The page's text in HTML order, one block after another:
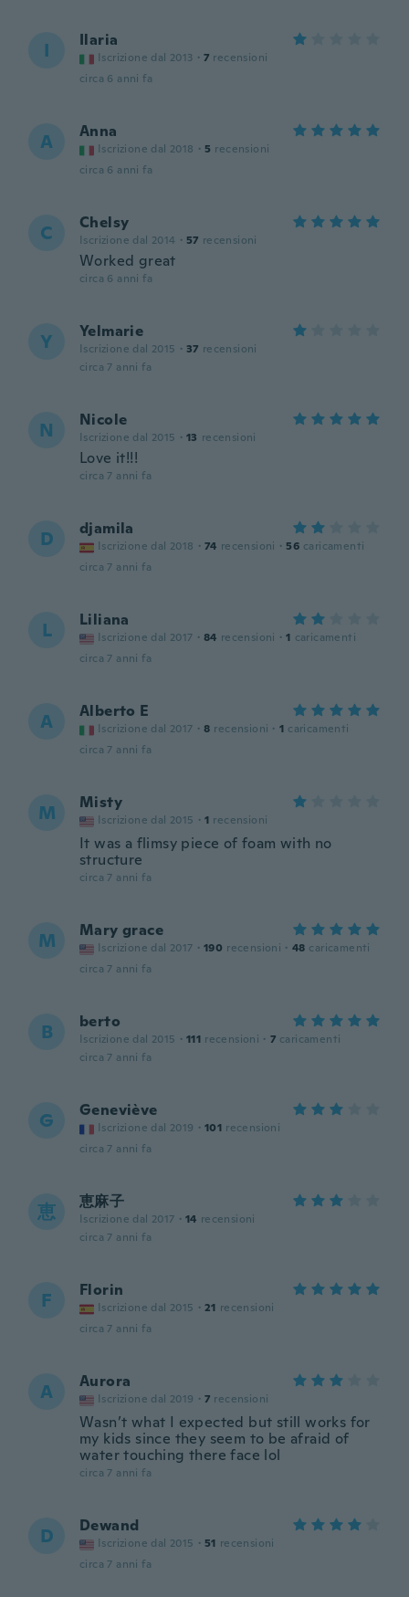
I Ilaria
Iscrizione dal 2013 · 7 recensioni
circa 6 anni fa
A Anna
Iscrizione dal 2018 · 5 recensioni
circa 6 anni fa
C Chelsy
Iscrizione dal 2014 · 57 recensioni
Worked great
circa 6 anni fa
Y Yelmarie
Iscrizione dal 2015 · 37 recensioni
circa 7 anni fa
N Nicole
Iscrizione dal 2015 · 13 recensioni
Love it!!!
circa 7 anni fa
D djamila
Iscrizione dal 2018 · 74 recensioni · 56 caricamenti
circa 7 anni fa
L Liliana
Iscrizione dal 2017 · 84 recensioni · 1 caricamenti
circa 7 anni fa
A Alberto E
Iscrizione dal 2017 · 8 recensioni · 1 caricamenti
circa 7 anni fa
M Misty
Iscrizione dal 2015 · 1 recensioni
It was a flimsy piece of foam with no
structure
circa 7 anni fa
M Mary grace
Iscrizione dal 2017 · 190 recensioni · 48 caricamenti
circa 7 anni fa
B berto
Iscrizione dal 2015 · 111 recensioni · 7 caricamenti
circa 7 anni fa
G Geneviève
Iscrizione dal 2019 · 101 recensioni
circa 7 anni fa
恵 恵麻子
Iscrizione dal 2017 · 14 recensioni
circa 7 anni fa
F Florin
Iscrizione dal 2015 · 21 recensioni
circa 7 anni fa
A Aurora
Iscrizione dal 2019 · 7 recensioni
Wasn’t what I expected but still works for
my kids since they seem to be afraid of
water touching there face lol
circa 7 anni fa
D Dewand
Iscrizione dal 2015 · 51 recensioni
circa 7 anni fa